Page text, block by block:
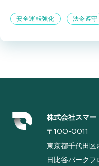
安全運転強化 法令遵守
株式会社スマー
〒100-0011
東京都千代田
日比谷パークフ